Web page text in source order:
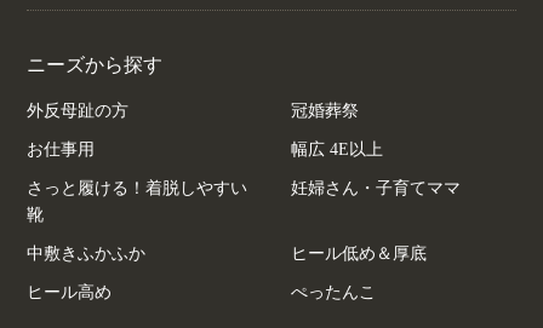
ニーズから探す
外反母趾の方 冠婚葬祭
お仕事用 幅広 4E以上
さっと履ける！着脱しやすい
靴
妊婦さん・子育てママ
中敷きふかふか ヒール低め＆厚底
ヒール高め ぺったんこ